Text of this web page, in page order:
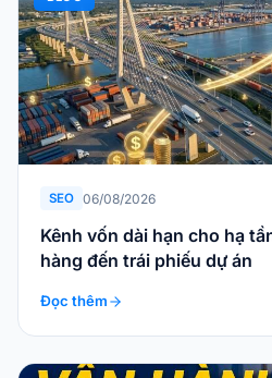
SEO 06/08/2026
Kênh vốn dài hạn cho hạ
hàng đến trái phiếu dự án
Đọc thêm